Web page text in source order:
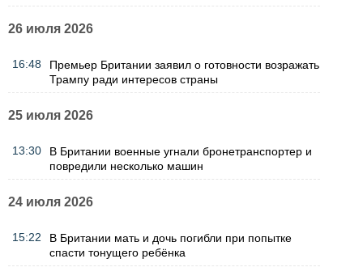
26 июля 2026
16:48
Премьер Британии заявил о готовности возражать
Трампу ради интересов страны
25 июля 2026
13:30
В Британии военные угнали бронетранспортер и
повредили несколько машин
24 июля 2026
15:22
В Британии мать и дочь погибли при попытке
спасти тонущего ребёнка